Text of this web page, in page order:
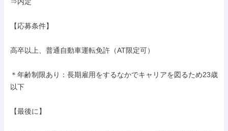
【応募条件】
高卒以上、普通自動車運転免許（AT限定可）
＊年齢制限あり：長期雇用をするなかでキャリアを図るため23歳
以下
【最後に】